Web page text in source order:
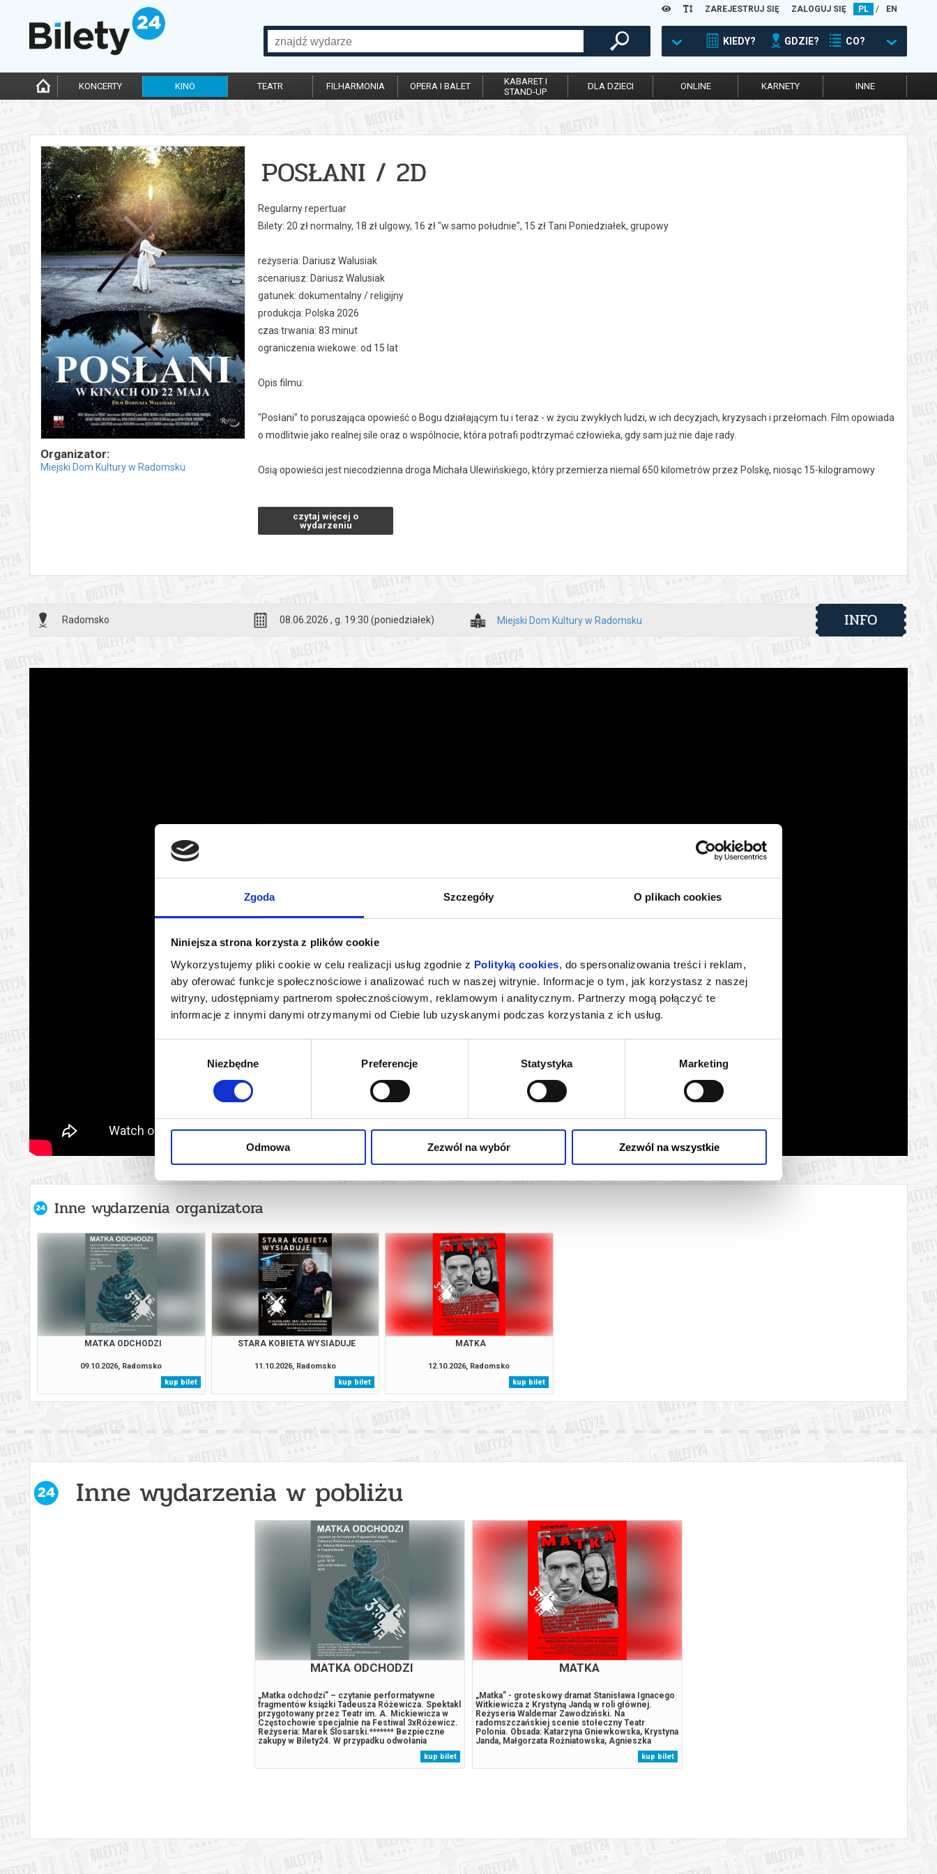
Zgoda Szczegóły O plikach cookies
Niniejsza strona korzysta z plików cookie
Wykorzystujemy pliki cookie w celu realizacji usług zgodnie z Polityką cookies, do spersonalizowania treści i reklam,
aby oferować funkcje społecznościowe i analizować ruch w naszej witrynie. Informacje o tym, jak korzystasz z naszej
witryny, udostępniamy partnerom społecznościowym, reklamowym i analitycznym. Partnerzy mogą połączyć te
informacje z innymi danymi otrzymanymi od Ciebie lub uzyskanymi podczas korzystania z ich usług.
Niezbędne Preferencje Statystyka Marketing
Odmowa Zezwól na wybór Zezwól na wszystkie
ZAREJESTRUJ SIĘ ZALOGUJ SIĘ PL / EN
KIEDY? GDZIE? CO?
KONCERTY KINO TEATR FILHARMONIA OPERA I BALET
KABARET I
STAND-UP
DLA DZIECI ONLINE KARNETY INNE
Organizator:
Miejski Dom Kultury w Radomsku
POSŁANI / 2D
Regularny repertuar
Bilety: 20 zł normalny, 18 zł ulgowy, 16 zł "w samo południe", 15 zł Tani Poniedziałek, grupowy
reżyseria: Dariusz Walusiak
scenariusz: Dariusz Walusiak
gatunek: dokumentalny / religijny
produkcja: Polska 2026
czas trwania: 83 minut
ograniczenia wiekowe: od 15 lat
Opis filmu:
"Posłani" to poruszająca opowieść o Bogu działającym tu i teraz - w życiu zwykłych ludzi, w ich decyzjach, kryzysach i przełomach. Film opowiada
o modlitwie jako realnej sile oraz o wspólnocie, która potrafi podtrzymać człowieka, gdy sam już nie daje rady.
Osią opowieści jest niecodzienna droga Michała Ulewińskiego, który przemierza niemal 650 kilometrów przez Polskę, niosąc 15-kilogramowy
tylko wysiłek fizyczny. To intensywna, osobista modlitwa, duchowa walka i proces głębokiej wewnętrznej przemiany.
nadziei, która nie gaśnie nigdy. Film pokazuje również żywą, dynamiczną rzeczywistość współczesnych wspólnot takich jak Męski Różaniec,
Wojownicy Maryi czy grupy modlitewne gromadzące tysiące osób w Polsce i poza jej granicami. Dotyka także napięć i wyzwań, przed którymi stoi
Bezpieczne zakupy w Bilety24. W przypadku odwołania wydarzenia, gwarantujemy automatyczny zwrot środków potwierdzony komunikatem
czytaj więcej o
wydarzeniu
Radomsko 08.06.2026 , g. 19:30 (poniedziałek) Miejski Dom Kultury w Radomsku INFO
Inne wydarzenia organizatora
MATKA ODCHODZI
09.10.2026, Radomsko
kup bilet
STARA KOBIETA WYSIADUJE
11.10.2026, Radomsko
kup bilet
MATKA
12.10.2026, Radomsko
kup bilet
Inne wydarzenia w pobliżu
MATKA ODCHODZI
„Matka odchodzi” – czytanie performatywne
fragmentów książki Tadeusza Różewicza. Spektakl
przygotowany przez Teatr im. A. Mickiewicza w
Częstochowie specjalnie na Festiwal 3xRóżewicz.
Reżyseria: Marek Ślosarski.******* Bezpieczne
zakupy w Bilety24. W przypadku odwołania
wydarzenia, gwarantujemy automatyczny zwrot
środków potwierdzony komunikatem wysyłanym
na adres e-mail, podany podczas zak...
kup bilet
MATKA
„Matka” - groteskowy dramat Stanisława Ignacego
Witkiewicza z Krystyną Jandą w roli głównej.
Reżyseria Waldemar Zawodziński. Na
radomszczańskiej scenie stołeczny Teatr
Polonia. Obsada: Katarzyna Gniewkowska, Krystyna
Janda, Małgorzata Rożniatowska, Agnieszka
Skrzypczak/Agnieszka Żulewska, Jarosław
3xRóżewicz******* Bezpieczne zakupy w Bilety24.
kup bilet